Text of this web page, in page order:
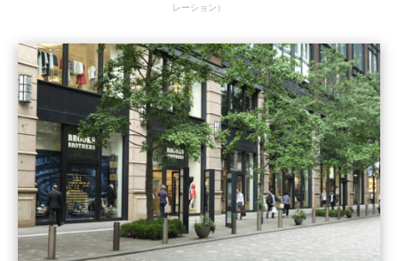
レーション）